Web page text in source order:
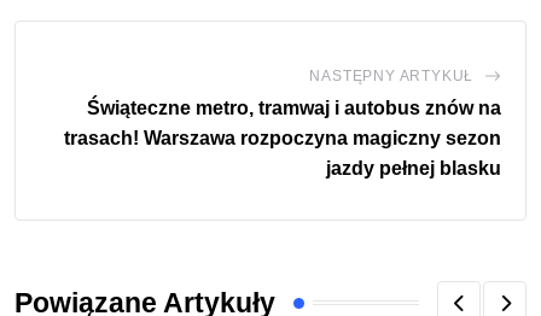
NASTĘPNY ARTYKUŁ
Świąteczne metro, tramwaj i autobus znów na
trasach! Warszawa rozpoczyna magiczny sezon
jazdy pełnej blasku
Powiązane Artykuły